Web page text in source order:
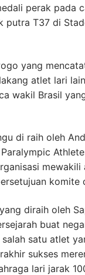
perak pada
putra T37 di
yang
atlet lari
wakil Brasil
di raih oleh
mewakili
komite
diraih oleh
buat
satu atlet
sukses
lari jarak